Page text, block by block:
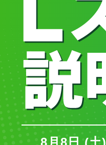
8月8日 (